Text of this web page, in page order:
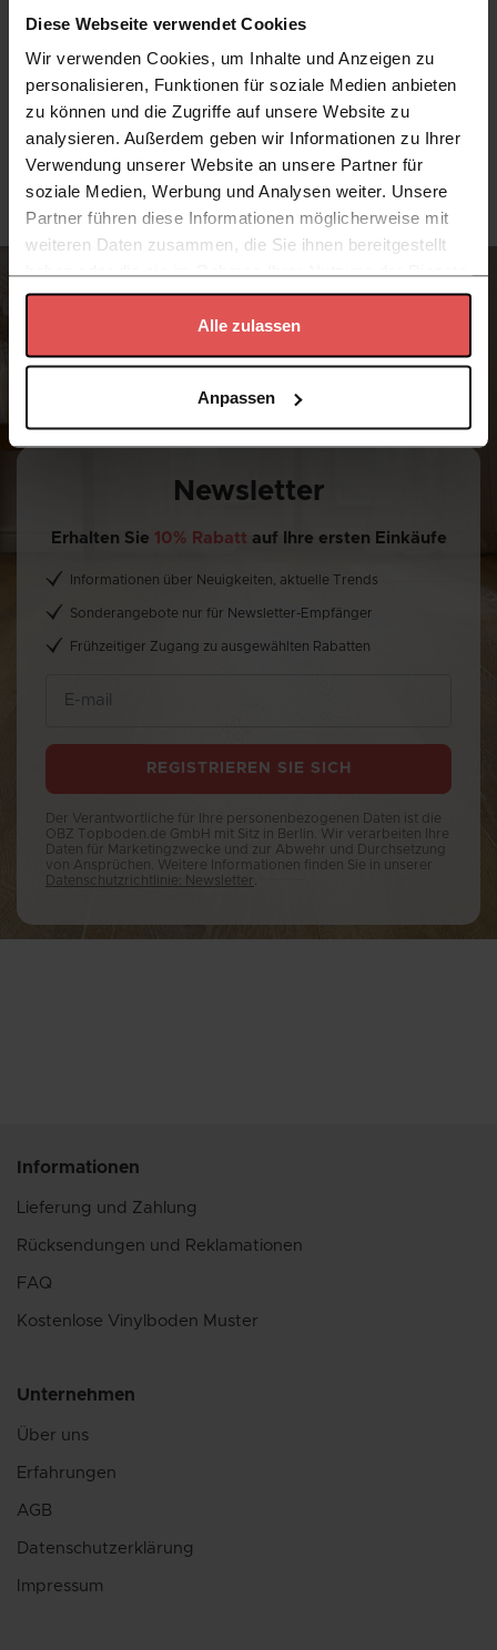
Diese Webseite verwendet Cookies
Wir verwenden Cookies, um Inhalte und Anzeigen zu
personalisieren, Funktionen für soziale Medien anbieten
zu können und die Zugriffe auf unsere Website zu
analysieren. Außerdem geben wir Informationen zu Ihrer
Verwendung unserer Website an unsere Partner für
soziale Medien, Werbung und Analysen weiter. Unsere
Partner führen diese Informationen möglicherweise mit
weiteren Daten zusammen, die Sie ihnen bereitgestellt
haben oder die sie im Rahmen Ihrer Nutzung der Dienste
gesammelt haben.
Datenschutzerklärung
Alle zulassen
Anpassen
Anthrazit CS52 - 30 mm x 93 cm - Übergangsleiste
Boden
8,98 € /Stück
Anthrazit
12,99 €
Newsletter
Erhalten Sie 10% Rabatt auf Ihre ersten Einkäufe
Informationen über Neuigkeiten, aktuelle Trends
Sonderangebote nur für Newsletter-Empfänger
Frühzeitiger Zugang zu ausgewählten Rabatten
REGISTRIEREN SIE SICH
Der Verantwortliche für Ihre personenbezogenen Daten ist die
OBZ Topboden.de GmbH mit Sitz in Berlin. Wir verarbeiten Ihre
Daten für Marketingzwecke und zur Abwehr und Durchsetzung
von Ansprüchen. Weitere Informationen finden Sie in unserer
Datenschutzrichtlinie: Newsletter
Informationen
Lieferung und Zahlung
Rücksendungen und Reklamationen
FAQ
Kostenlose Vinylboden Muster
Unternehmen
Über uns
Erfahrungen
AGB
Datenschutzerklärung
Impressum